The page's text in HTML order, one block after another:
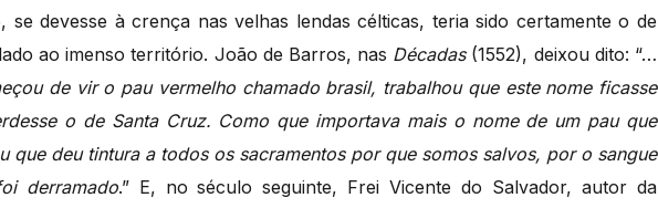
se devesse à crença nas velhas lendas célticas, teria sido certamente o de
ao imenso território. João de Barros, nas Décadas(1552), deixou dito: “…
de vir o pau vermelho chamado brasil, trabalhou que este nome ficasse
o de Santa Cruz. Como que importava mais o nome de um pau que
que deu tintura a todos os sacramentos por que somos salvos, por o sangue
derramado.” E, no século seguinte, Frei Vicente do Salvador, autor da